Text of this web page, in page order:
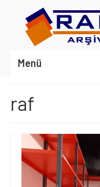
Menü
HAKKIMIZDA
RAF MODELLERİ
ÇELİK RAF
MİNİ RACK RAF
raf